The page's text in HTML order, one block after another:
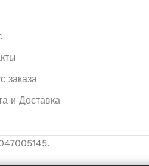
заказа
и Доставка